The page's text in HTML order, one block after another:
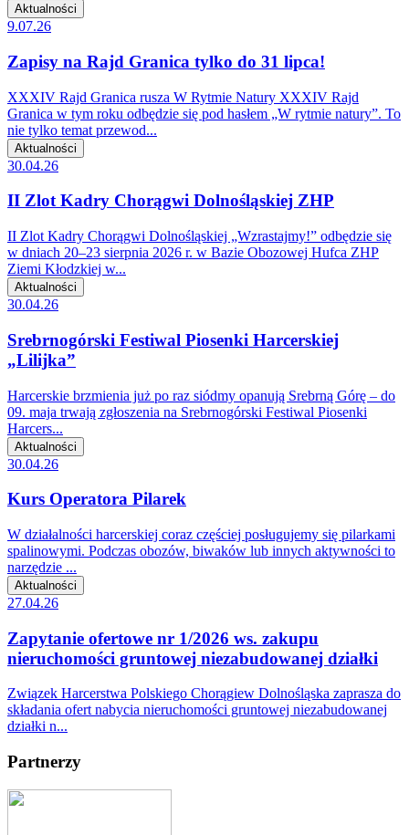
Aktualności
9.07.26
Zapisy na Rajd Granica tylko do 31 lipca!
XXXIV Rajd Granica rusza W Rytmie Natury XXXIV Rajd
Granica w tym roku odbędzie się pod hasłem „W rytmie natury”. To
nie tylko temat przewod...
Aktualności
30.04.26
II Zlot Kadry Chorągwi Dolnośląskiej ZHP
II Zlot Kadry Chorągwi Dolnośląskiej „Wzrastajmy!” odbędzie się
w dniach 20–23 sierpnia 2026 r. w Bazie Obozowej Hufca ZHP
Ziemi Kłodzkiej w...
Aktualności
30.04.26
Srebrnogórski Festiwal Piosenki Harcerskiej
„Lilijka”
Harcerskie brzmienia już po raz siódmy opanują Srebrną Górę – do
09. maja trwają zgłoszenia na Srebrnogórski Festiwal Piosenki
Harcers...
Aktualności
30.04.26
Kurs Operatora Pilarek
W działalności harcerskiej coraz częściej posługujemy się pilarkami
spalinowymi. Podczas obozów, biwaków lub innych aktywności to
narzędzie ...
Aktualności
27.04.26
Zapytanie ofertowe nr 1/2026 ws. zakupu
nieruchomości gruntowej niezabudowanej działki
Związek Harcerstwa Polskiego Chorągiew Dolnośląska zaprasza do
składania ofert nabycia nieruchomości gruntowej niezabudowanej
działki n...
Partnerzy